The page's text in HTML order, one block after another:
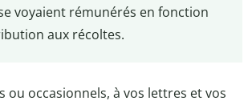
voyaient rémunérés en fonction
aux récoltes.
ou occasionnels, à vos lettres et vos